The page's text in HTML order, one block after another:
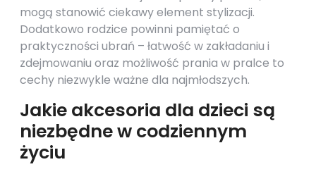
mogą stanowić ciekawy element stylizacji.
Dodatkowo rodzice powinni pamiętać o
praktyczności ubrań – łatwość w zakładaniu i
zdejmowaniu oraz możliwość prania w pralce to
cechy niezwykle ważne dla najmłodszych.
Jakie akcesoria dla dzieci są
niezbędne w codziennym
życiu